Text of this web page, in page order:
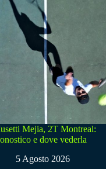
Mejia, 2T Montreal:
e dove vederla
5 Agosto 2026